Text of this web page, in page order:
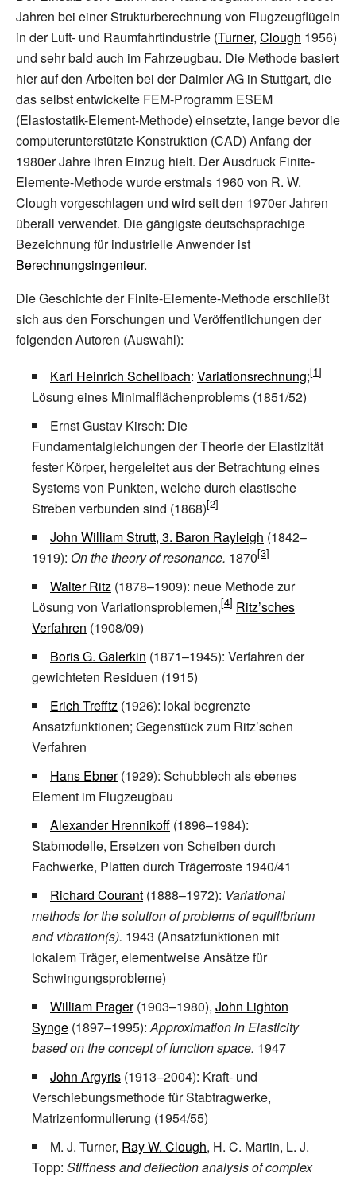
Jahren bei einer Strukturberechnung von Flugzeugflügeln
in der Luft- und Raumfahrtindustrie (Turner, Clough 1956)
und sehr bald auch im Fahrzeugbau. Die Methode basiert
hier auf den Arbeiten bei der Daimler AG in Stuttgart, die
das selbst entwickelte FEM-Programm ESEM
(Elastostatik-Element-Methode) einsetzte, lange bevor die
computerunterstützte Konstruktion (CAD) Anfang der
1980er Jahre ihren Einzug hielt. Der Ausdruck Finite-
Elemente-Methode wurde erstmals 1960 von R. W.
Clough vorgeschlagen und wird seit den 1970er Jahren
überall verwendet. Die gängigste deutschsprachige
Bezeichnung für industrielle Anwender ist
Berechnungsingenieur.
Die Geschichte der Finite-Elemente-Methode erschließt
sich aus den Forschungen und Veröffentlichungen der
folgenden Autoren (Auswahl):
Karl Heinrich Schellbach: Variationsrechnung;
Lösung eines Minimalflächenproblems (1851/52)
Ernst Gustav Kirsch: Die
Fundamentalgleichungen der Theorie der Elastizität
fester Körper, hergeleitet aus der Betrachtung eines
Systems von Punkten, welche durch elastische
Streben verbunden sind (1868)
John William Strutt, 3. Baron Rayleigh (1842–
1919): On the theory of resonance. 1870
Walter Ritz (1878–1909): neue Methode zur
Lösung von Variationsproblemen,
Ritz’sches
Verfahren (1908/09)
Boris G. Galerkin (1871–1945): Verfahren der
gewichteten Residuen (1915)
Erich Trefftz (1926): lokal begrenzte
Ansatzfunktionen; Gegenstück zum Ritz’schen
Verfahren
Hans Ebner(1929): Schubblech als ebenes
Element im Flugzeugbau
Alexander Hrennikoff (1896–1984):
Stabmodelle, Ersetzen von Scheiben durch
Fachwerke, Platten durch Trägerroste 1940/41
Richard Courant (1888–1972): Variational
methods for the solution of problems of equilibrium
and vibration(s). 1943 (Ansatzfunktionen mit
lokalem Träger, elementweise Ansätze für
Schwingungsprobleme)
William Prager(1903–1980), John Lighton
Synge (1897–1995): Approximation in Elasticity
based on the concept of function space. 1947
John Argyris (1913–2004): Kraft- und
Verschiebungsmethode für Stabtragwerke,
Matrizenformulierung (1954/55)
M. J. Turner, Ray W. Clough, H. C. Martin, L. J.
Topp: Stiffness and deflection analysis of complex